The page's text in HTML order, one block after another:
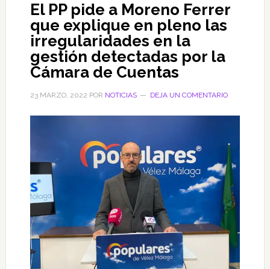
El PP pide a Moreno Ferrer
que explique en pleno las
irregularidades en la
gestión detectadas por la
Cámara de Cuentas
23 MARZO, 2022 POR NOTICIAS DEJA UN COMENTARIO